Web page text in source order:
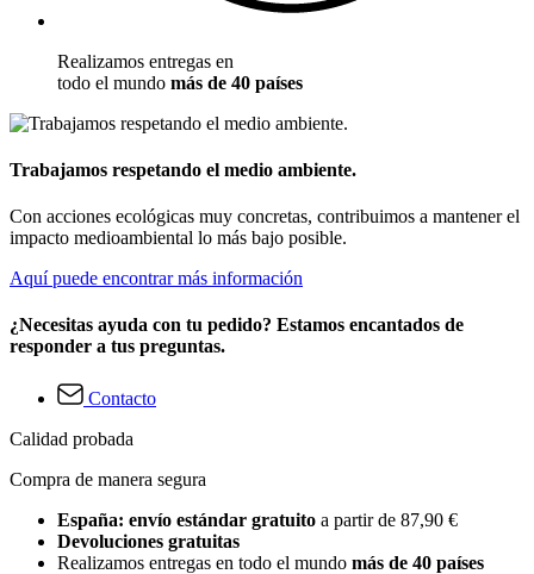
Realizamos entregas en
todo el mundo más de 40 países
Trabajamos respetando el medio ambiente.
Con acciones ecológicas muy concretas, contribuimos a mantener el
impacto medioambiental lo más bajo posible.
Aquí puede encontrar más información
¿Necesitas ayuda con tu pedido? Estamos encantados de
responder a tus preguntas.
Contacto
Calidad probada
Compra de manera segura
España: envío estándar gratuito a partir de 87,90 €
Devoluciones gratuitas
Realizamos entregas en todo el mundo más de 40 países